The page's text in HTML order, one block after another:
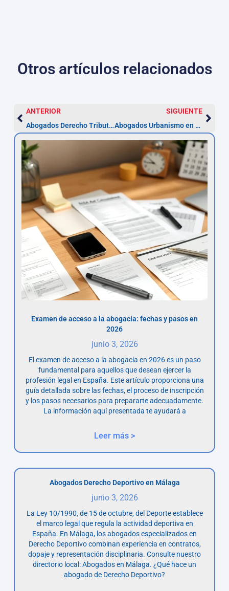
Otros artículos relacionados
ANTERIOR
Abogados Derecho Tributario en Gijón — Asesor.Legal
SIGUIENTE
Abogados Urbanismo en Gijón – Asesor.Legal
Examen de acceso a la abogacía: fechas y pasos en
2026
junio 3, 2026
El examen de acceso a la abogacía en 2026 es un paso
fundamental para aquellos que desean ejercer la
profesión legal en España. Este artículo proporciona una
guía detallada sobre las fechas, el proceso de inscripción
y los pasos necesarios para prepararte adecuadamente.
La información aquí presentada te ayudará a
Leer más >
Abogados Derecho Deportivo en Málaga
junio 3, 2026
La Ley 10/1990, de 15 de octubre, del Deporte establece
el marco legal que regula la actividad deportiva en
España. En Málaga, los abogados especializados en
Derecho Deportivo combinan experiencia en contratos,
dopaje y representación disciplinaria. Consulte nuestro
directorio local: Abogados en Málaga. ¿Qué hace un
abogado de Derecho Deportivo?